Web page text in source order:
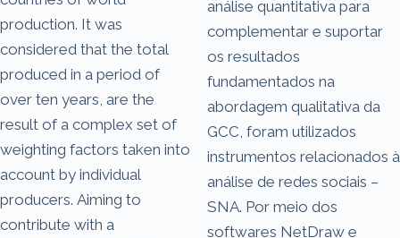
production. It was
considered that the total
produced in a period of
over ten years, are the
result of a complex set of
weighting factors taken into
account by individual
producers. Aiming to
contribute with a
análise quantitativa para
complementar e suportar
os resultados
fundamentados na
abordagem qualitativa da
GCC, foram utilizados
instrumentos relacionados à
análise de redes sociais –
SNA. Por meio dos
softwares NetDraw e